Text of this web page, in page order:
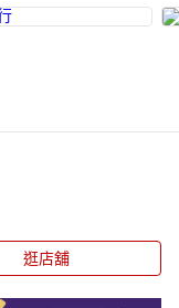
逛店舖